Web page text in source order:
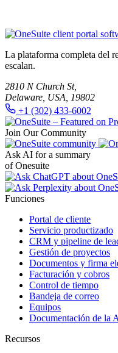
La plataforma completa del
escalan.
2810 N Church St,
Delaware, USA, 19802
+1 (302) 433-6002
Join Our Community
Ask AI for a summary
of Onesuite
Funciones
Portal de cliente
Servicio productizado
CRM y pipeline de
Gestión de proyectos
Documentos y firma
Facturación y cobros
Control de tiempo
Bandeja de correo
Equipos
Documentación de la
Recursos